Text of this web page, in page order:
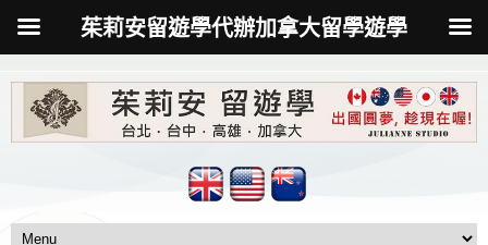
茱莉安留遊學代辦加拿大留學遊學